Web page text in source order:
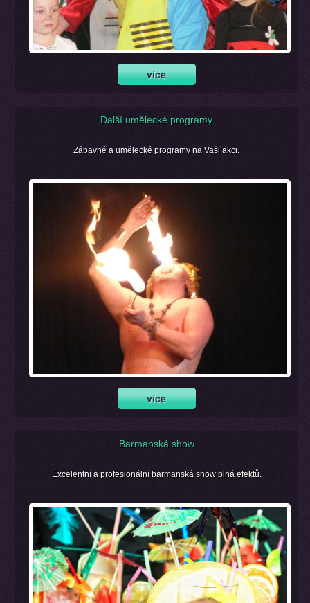
Další umělecké programy
Zábavné a umělecké programy na Vaši akci.
Barmanská show
Excelentní a profesionální barmanská show plná efektů.